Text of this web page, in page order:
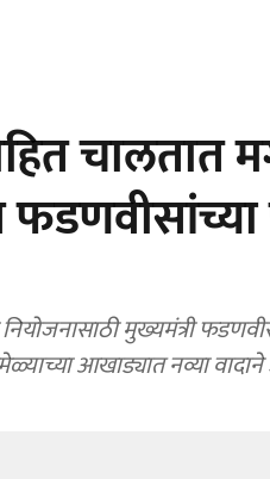
चालतात
मुख्यमंत्री
आखाड्यात नव्या